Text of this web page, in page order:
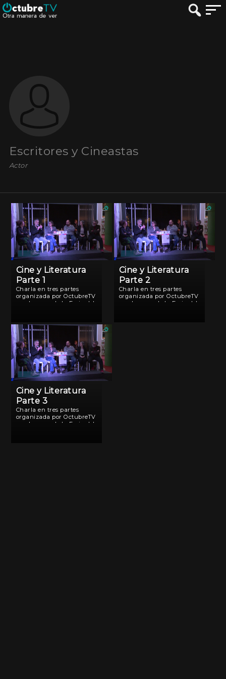
Escritores y Cineastas
Actor
Cine y Literatura
Parte 1
Charla en tres partes
organizada por OctubreTV
en el marco de la Feria del
Cine y Literatura
Parte 2
Charla en tres partes
organizada por OctubreTV
en el marco de la Feria del
Cine y Literatura
Parte 3
Charla en tres partes
organizada por OctubreTV
en el marco de la Feria del